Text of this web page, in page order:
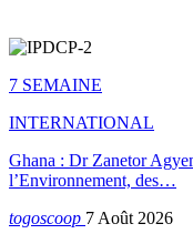
7 SEMAINE
INTERNATIONAL
Ghana : Dr Zanetor
l’Environnement, des…
togoscoop 7 Août 2026